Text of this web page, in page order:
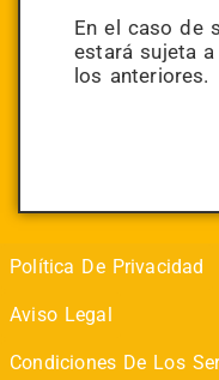
En el caso de
estará sujeta
los anteriores.
Política De Privacidad
Aviso Legal
Condiciones De Los